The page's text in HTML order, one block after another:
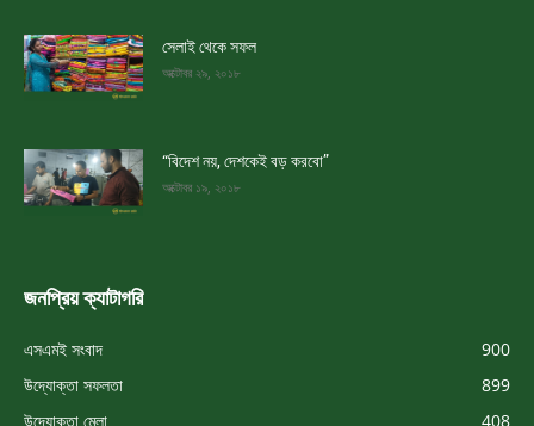
সেলাই থেকে সফল
অক্টোবর ২৯, ২০১৮
“বিদেশ নয়, দেশকেই বড় করবো”
অক্টোবর ১৯, ২০১৮
জনপ্রিয় ক্যাটাগরি
এসএমই সংবাদ
900
উদ্যোক্তা সফলতা
899
উদ্যোক্তা মেলা
408